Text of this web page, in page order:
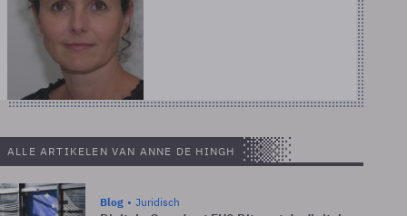
ALLE ARTIKELEN VAN ANNE DE HINGH
Blog Juridisch